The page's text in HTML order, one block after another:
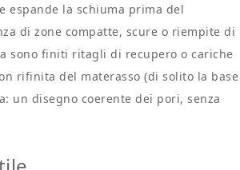
espande la schiuma prima del
di zone compatte, scure o riempite di
sono finiti ritagli di recupero o cariche
rifinita del materasso (di solito la base
un disegno coerente dei pori, senza